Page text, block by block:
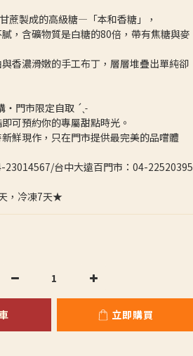
蔗製成的高級糖—「本和香糖」，
，含礦物質是白糖的80倍，帶有焦糖與麥
香濃滑嫩的手工布丁，層層堆疊出單純卻
・門市限定自取 ´ˎ˗
可預約你的專屬甜點時光。
鮮現作，只在門市提供最完美的品嚐體
23014567/台中大遠百門市：04-22520395
，冷凍7天★
立即購買